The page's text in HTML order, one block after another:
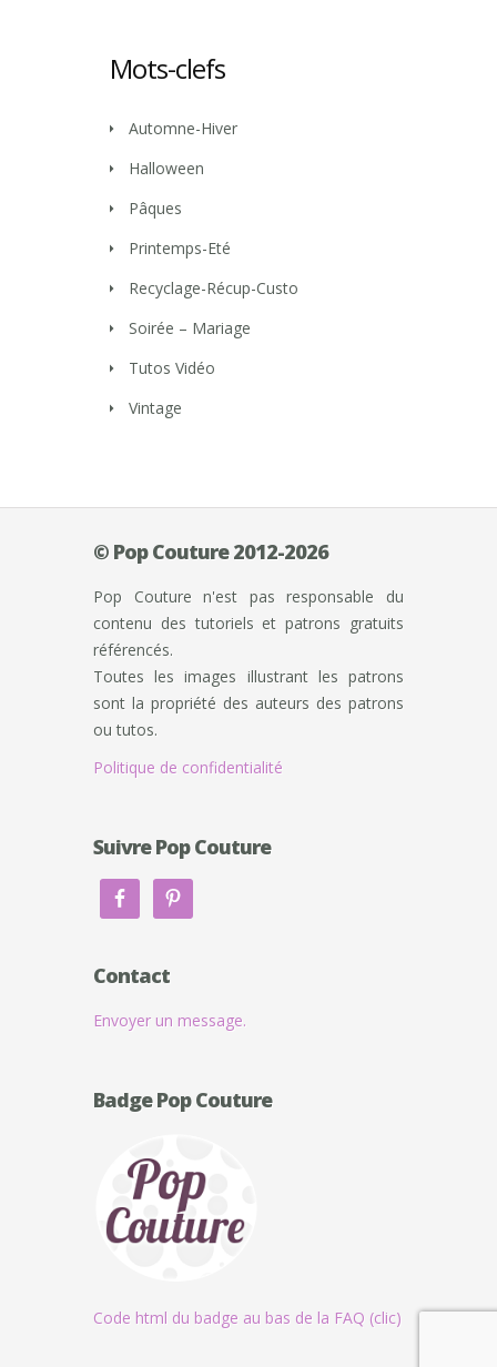
Mots-clefs
Automne-Hiver
Halloween
Pâques
Printemps-Eté
Recyclage-Récup-Custo
Soirée – Mariage
Tutos Vidéo
Vintage
© Pop Couture 2012-2026
Pop Couture n'est pas responsable du
contenu des tutoriels et patrons gratuits
référencés.
Toutes les images illustrant les patrons
sont la propriété des auteurs des patrons
ou tutos.
Politique de confidentialité
Suivre Pop Couture
Contact
Envoyer un message.
Badge Pop Couture
Code html du badge au bas de la FAQ (clic)